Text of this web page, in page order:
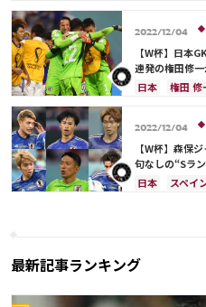
田中 碧
久保
板倉 滉
前田
町野 修斗
スペイン
川島 永嗣
コ
シュミット・
吉田 麻也
谷
上田 綺世
前田 大然
遠
町野 修斗
2022/12/04
【W杯】日本
連発の権田修
思います」
日本 権田 修
カタール
2022/12/04
【W杯】森保
句なしの“Sラ
定
日本 スペイ
久保 建英
日本代表
シ
最新記事ランキング